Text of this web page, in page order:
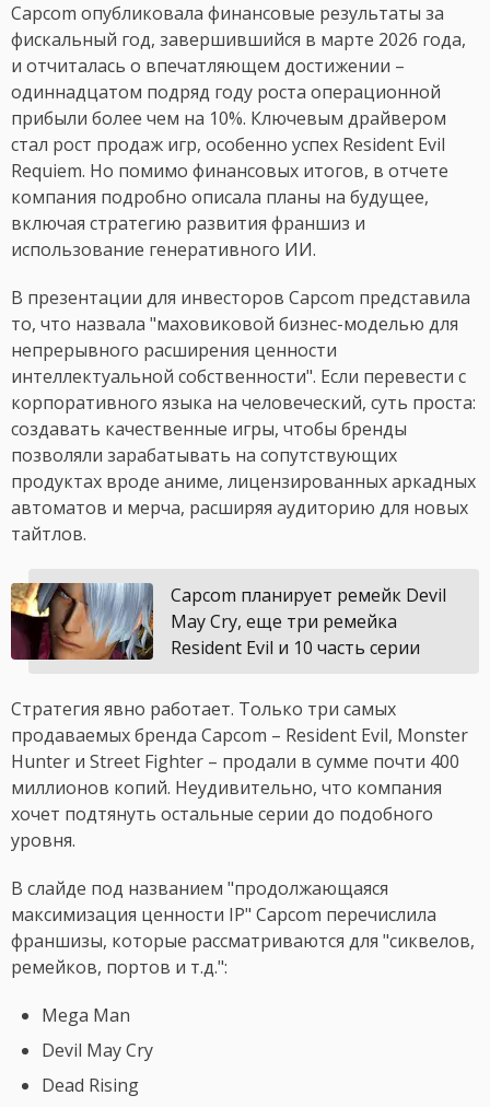
Capcom опубликовала финансовые результаты за
фискальный год, завершившийся в марте 2026 года,
и отчиталась о впечатляющем достижении –
одиннадцатом подряд году роста операционной
прибыли более чем на 10%. Ключевым драйвером
стал рост продаж игр, особенно успех Resident Evil
Requiem. Но помимо финансовых итогов, в отчете
компания подробно описала планы на будущее,
включая стратегию развития франшиз и
использование генеративного ИИ.
В презентации для инвесторов Capcom представила
то, что назвала "маховиковой бизнес-моделью для
непрерывного расширения ценности
интеллектуальной собственности". Если перевести с
корпоративного языка на человеческий, суть проста:
создавать качественные игры, чтобы бренды
позволяли зарабатывать на сопутствующих
продуктах вроде аниме, лицензированных аркадных
автоматов и мерча, расширяя аудиторию для новых
тайтлов.
Capcom планирует ремейк Devil
May Cry, еще три ремейка
Resident Evil и 10 часть серии
Стратегия явно работает. Только три самых
продаваемых бренда Capcom – Resident Evil, Monster
Hunter и Street Fighter – продали в сумме почти 400
миллионов копий. Неудивительно, что компания
хочет подтянуть остальные серии до подобного
уровня.
В слайде под названием "продолжающаяся
максимизация ценности IP" Capcom перечислила
франшизы, которые рассматриваются для "сиквелов,
ремейков, портов и т.д.":
Mega Man
Devil May Cry
Dead Rising